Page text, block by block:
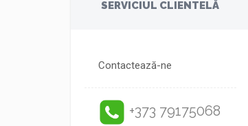
SERVICIUL CLIENTELĂ
Contactează-ne
+373 79175068